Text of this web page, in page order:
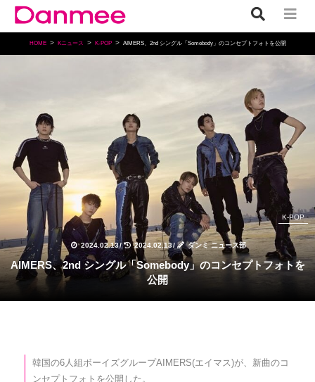
HOME Kニュース K-POP AIMERS、2nd シングル「Somebody」のコンセプトフォトを公開
2024.02.13/ 2024.02.13/ ダンミ ニュース部
K-POP
AIMERS、2nd シングル「Somebody」のコンセプトフォトを
公開
韓国の6人組ボーイズグループAIMERS(エイマス)が、新曲のコ
ンセプトフォトを公開した。